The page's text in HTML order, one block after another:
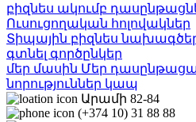
բիզնես ակումբ
Ուսուցողական հոլովակներ
Տիպային բիզնես
գտնել գործընկեր
մեր մասին Մեր
նորություններ կապ
Արամի 82-84
(+374 10) 31 88 88